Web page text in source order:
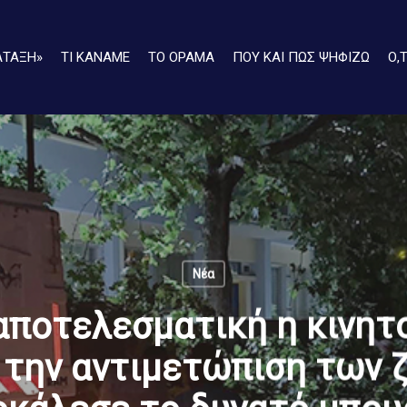
ΤΙ ΚΑΝΑΜΕ ΤΟ ΟΡΑΜΑ ΠΟΥ ΚΑΙ ΠΩΣ ΨΗΦΙΖΩ
Νέα
η
αντιμετώπιση των